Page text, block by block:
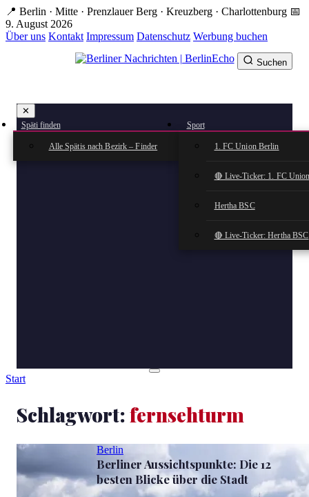
Zum
Hauptinhalt
springen
📍 Berlin · Mitte · Prenzlauer Berg · Kreuzberg · Charlottenburg 📅
9. August 2026
Über uns Kontakt Impressum Datenschutz Werbung buchen
✕
Späti finden
Alle Spätis nach Bezirk – Finder
Sport
1. FC Union Berlin
🔴 Live-Ticker: 1. FC
Hertha BSC
🔴 Live-Ticker: Hertha BSC
Suchen
Start
Schlagwort:fernsehturm
Berlin
Berliner Aussichtspunkte: Die 12
besten Blicke über die Stadt